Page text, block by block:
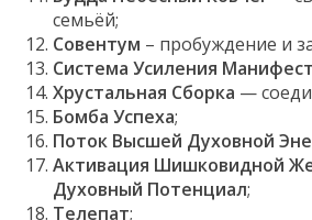
семьёй;
Совентум – пробуждение и
Система Усиления
Хрустальная Сборка —
Бомба Успеха;
Поток Высшей Духовной
Активация Шишковидной
Духовный Потенциал;
Телепат;